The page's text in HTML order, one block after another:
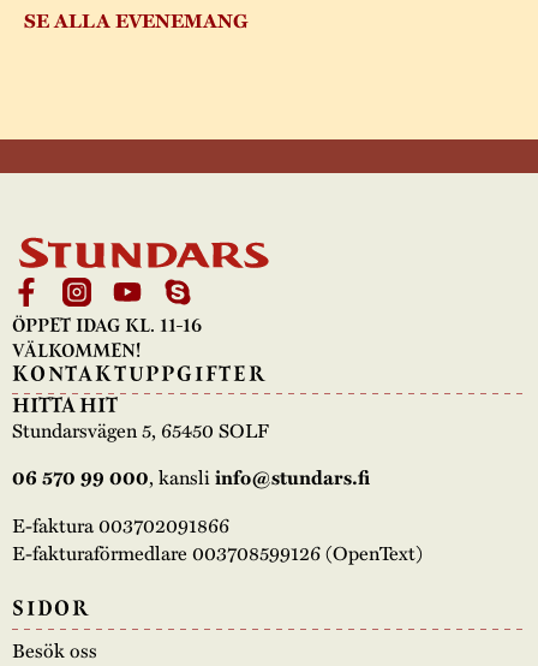
SE ALLA EVENEMANG
ÖPPET IDAG KL. 11-16
VÄLKOMMEN!
KONTAKTUPPGIFTER
HITTA HIT
Stundarsvägen 5, 65450 SOLF
06 570 99 000, kansliinfo@stundars.fi
E-faktura 003702091866
E-fakturaförmedlare 003708599126 (OpenText)
SIDOR
Besök oss